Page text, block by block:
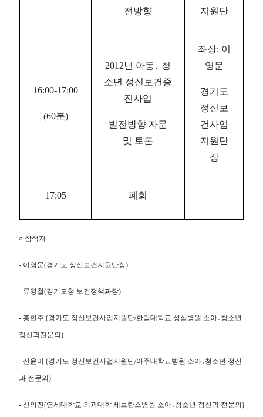
전방향
지원단
16:00-17:00
(60분)
2012년 아동․ 청
소년 정신보건증
진사업
발전방향 자문
및 토론
좌장: 이
영문
경기도
정신보
건사업
지원단
장
17:05 폐회
○ 참석자
- 이영문(경기도 정신보건지원단장)
- 류영철(경기도청 보건정책과장)
- 홍현주 (경기도 정신보건사업지원단/한림대학교 성심병원 소아․청소년
정신과전문의)
- 신윤미 (경기도 정신보건사업지원단/아주대학교병원 소아․청소년 정신
과 전문의)
- 신의진(연세대학교 의과대학 세브란스병원 소아․청소년 정신과 전문의)